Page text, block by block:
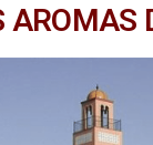
AROMAS